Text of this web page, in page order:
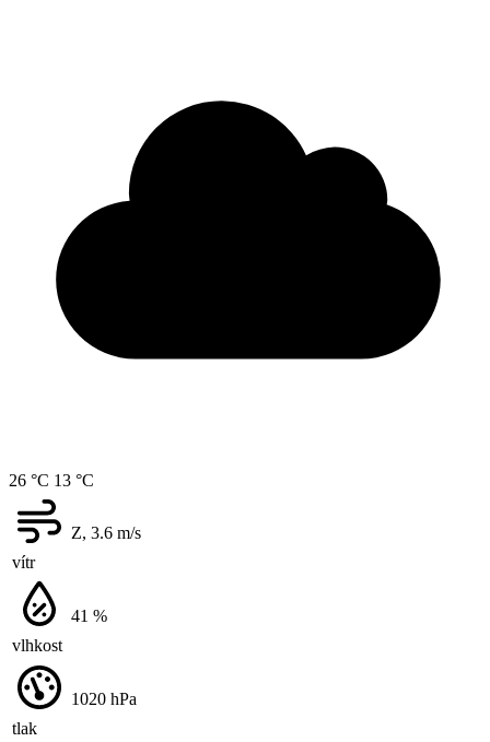
26 °C 13 °C
vítr
Z, 3.6 m/s
vlhkost
41 %
tlak
1020 hPa